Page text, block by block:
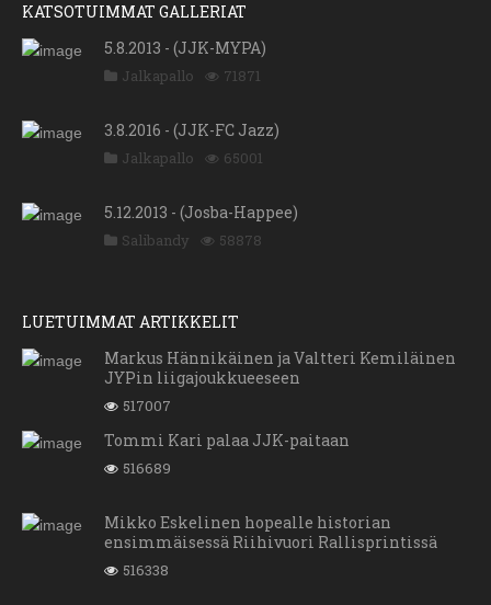
KATSOTUIMMAT GALLERIAT
5.8.2013 - (JJK-MYPA)
Jalkapallo 71871
3.8.2016 - (JJK-FC Jazz)
Jalkapallo 65001
5.12.2013 - (Josba-Happee)
Salibandy 58878
LUETUIMMAT ARTIKKELIT
Markus Hännikäinen ja Valtteri Kemiläinen
JYPin liigajoukkueeseen
517007
Tommi Kari palaa JJK-paitaan
516689
Mikko Eskelinen hopealle historian
ensimmäisessä Riihivuori Rallisprintissä
516338